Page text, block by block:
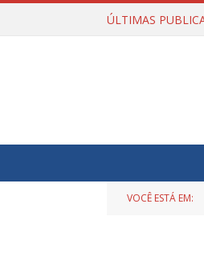
ÚLTIMAS
VOCÊ ESTÁ EM: